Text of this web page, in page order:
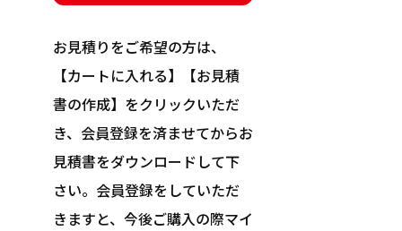
お見積りをご希望の方は、
【カートに入れる】【お見積
書の作成】をクリックいただ
き、会員登録を済ませてからお
見積書をダウンロードして下
さい。会員登録をしていただ
きますと、今後ご購入の際マイ